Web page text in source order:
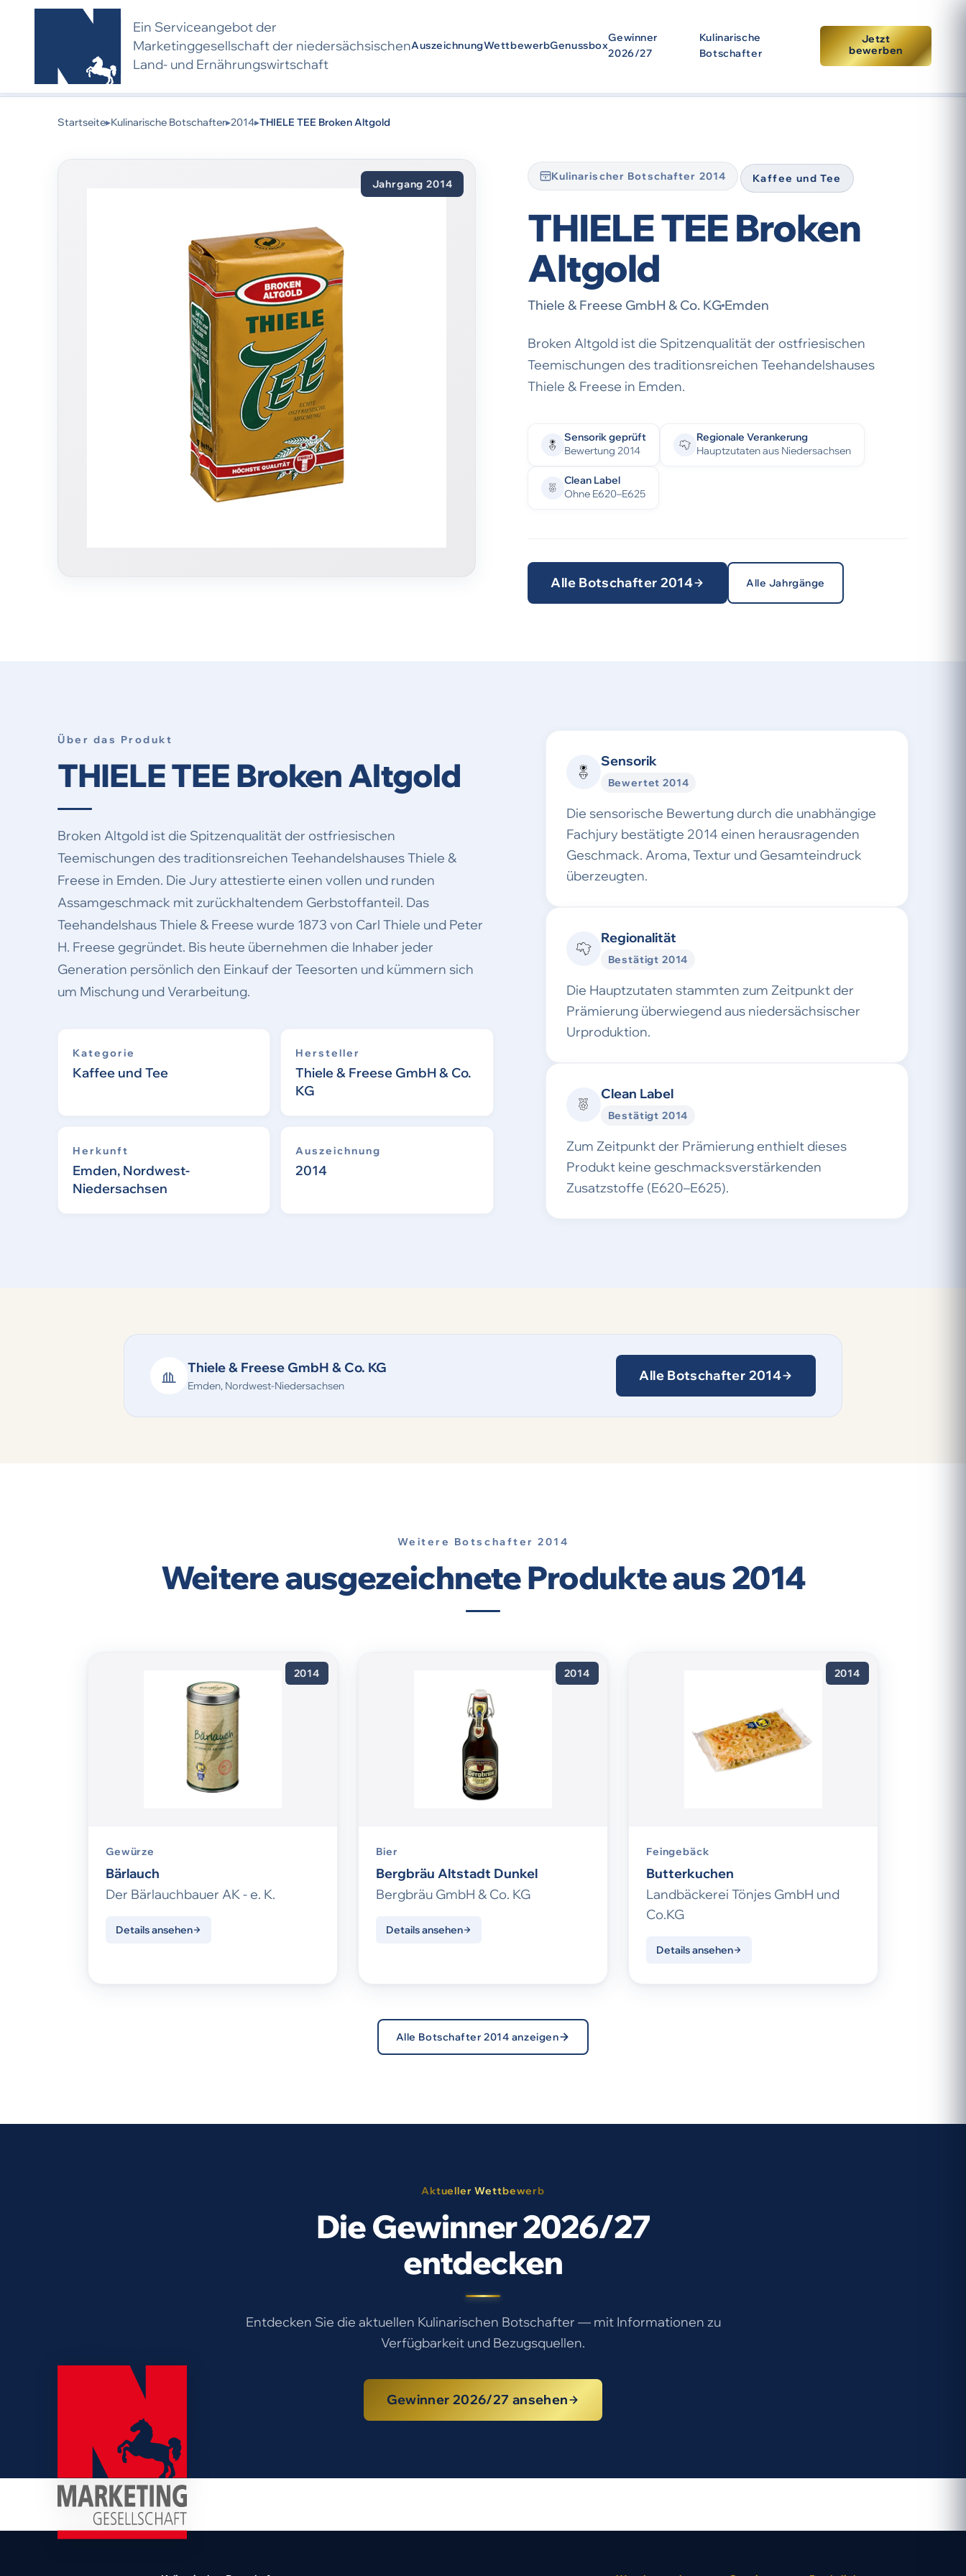
Ein Serviceangebot der
Marketing­gesell­schaft der nieder­sächsischen
Land- und Ernährungs­wirtschaft
AuszeichnungWettbewerbGenussbox
Gewinner
2026/27
Kulinarische
Botschafter
Jetzt
bewerben
Kulinarischer Botschafter 2014:Dieses Produkt wurde
ausgezeichnet. Die Auszeichnung bezieht sich auf den Zeitpunkt der Prämierung. Eine erneute Auszeichnung setzt
eine neue Bewerbung und Bewertung voraus.
Startseite▸Kulinarische Botschafter▸2014▸THIELE TEE Broken Altgold
Jahrgang 2014
Kulinarischer Botschafter 2014 Kaffee und Tee
THIELE TEE Broken
Altgold
Thiele & Freese GmbH & Co. KGEmden
Broken Altgold ist die Spitzenqualität der ostfriesischen
Teemischungen des traditionsreichen Teehandelshauses
Thiele & Freese in Emden.
Sensorik geprüft
Bewertung 2014
Regionale Verankerung
Hauptzutaten aus Niedersachsen
Clean Label
Ohne E620–E625
Alle Botschafter 2014 Alle Jahrgänge
Über das Produkt
THIELE TEE Broken Altgold
Broken Altgold ist die Spitzenqualität der ostfriesischen
Teemischungen des traditionsreichen Teehandelshauses Thiele &
Freese in Emden. Die Jury attestierte einen vollen und runden
Assamgeschmack mit zurückhaltendem Gerbstoffanteil. Das
Teehandelshaus Thiele & Freese wurde 1873 von Carl Thiele und Peter
H. Freese gegründet. Bis heute übernehmen die Inhaber jeder
Generation persönlich den Einkauf der Teesorten und kümmern sich
um Mischung und Verarbeitung.
Kategorie
Kaffee und Tee
Hersteller
Thiele & Freese GmbH & Co.
KG
Herkunft
Emden, Nordwest-
Niedersachsen
Auszeichnung
2014
Sensorik
Bewertet 2014
Die sensorische Bewertung durch die unabhängige
Fachjury bestätigte 2014 einen herausragenden
Geschmack. Aroma, Textur und Gesamteindruck
überzeugten.
Regionalität
Bestätigt 2014
Die Hauptzutaten stammten zum Zeitpunkt der
Prämierung überwiegend aus niedersächsischer
Urproduktion.
Clean Label
Bestätigt 2014
Zum Zeitpunkt der Prämierung enthielt dieses
Produkt keine geschmacksverstärkenden
Zusatzstoffe (E620–E625).
Thiele & Freese GmbH & Co. KG
Emden, Nordwest-Niedersachsen
Alle Botschafter 2014
Weitere Botschafter 2014
Weitere ausgezeichnete Produkte aus 2014
2014
Gewürze
Bärlauch
Der Bärlauchbauer AK - e. K.
Details ansehen
2014
Bier
Bergbräu Altstadt Dunkel
Bergbräu GmbH & Co. KG
Details ansehen
2014
Feingebäck
Butterkuchen
Landbäckerei Tönjes GmbH und
Co.KG
Details ansehen
Alle Botschafter 2014 anzeigen
Aktueller Wettbewerb
Die Gewinner 2026/27
entdecken
Entdecken Sie die aktuellen Kulinarischen Botschafter — mit Informationen zu
Verfügbarkeit und Bezugsquellen.
Gewinner 2026/27 ansehen